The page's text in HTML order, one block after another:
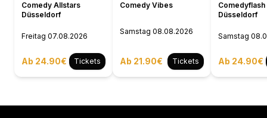
Comedy Allstars
Düsseldorf
Freitag 07.08.2026
Ab 24.90€ Tickets
Comedy Vibes
Samstag 08.08.2026
Ab 21.90€ Tickets
Comedyflash
Düsseldorf
Samstag
Ab 24.90€